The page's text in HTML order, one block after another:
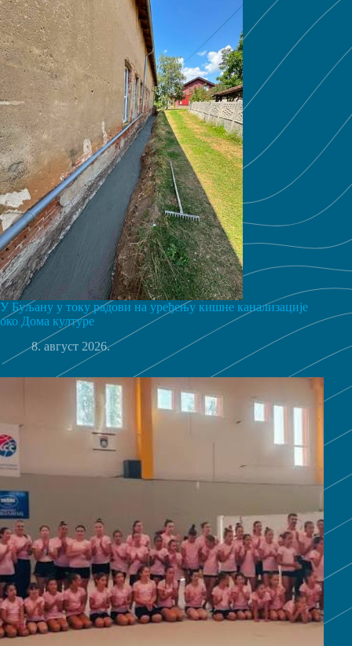
У Буљану у току радови на уређењу кишне канализације
око Дома културе
8. август 2026.